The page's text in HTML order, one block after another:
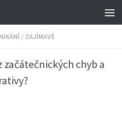
/ ZAJÍMAVÉ
chyb a